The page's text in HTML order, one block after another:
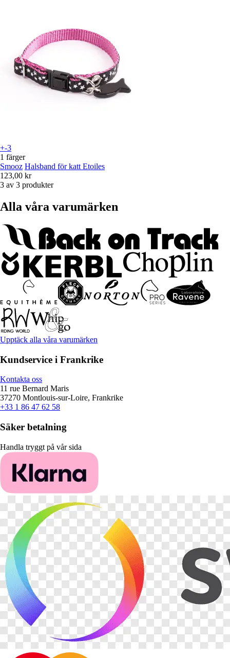
+-3
1 färger
Smooz Halsband för katt Etoiles
123,00 kr
3 av 3 produkter
Alla våra varumärken
Upptäck alla våra varumärken
Kundservice i Frankrike
Kontakta oss
11 rue Bernard Maris
37270 Montlouis-sur-Loire, Frankrike
+33 1 86 47 62 58
Säker betalning
Handla tryggt på vår sida